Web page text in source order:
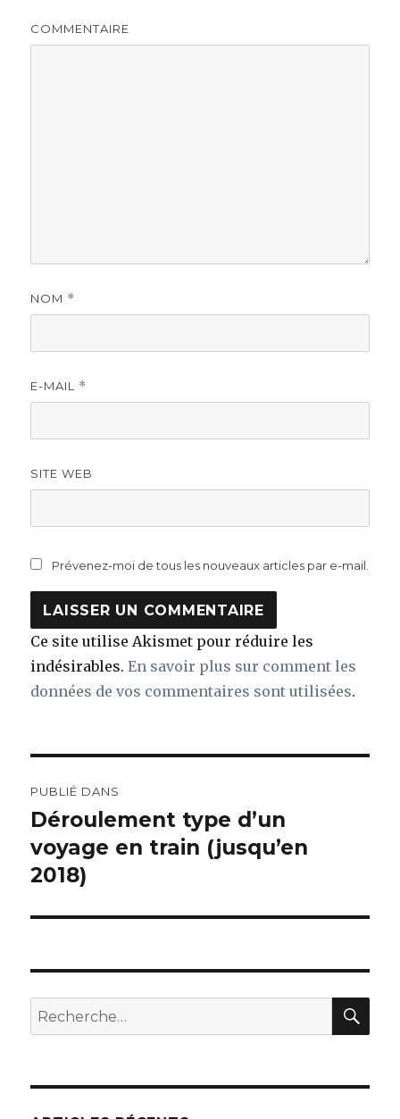
COMMENTAIRE
NOM *
E-MAIL *
SITE WEB
Prévenez-moi de tous les nouveaux articles par e-mail.
Ce site utilise Akismet pour réduire les
indésirables.En savoir plus sur comment les
données de vos commentaires sont utilisées.
de
l’article
PUBLIÉ DANS
Déroulement type d’un
voyage en train (jusqu’en
2018)
Recherche
pour